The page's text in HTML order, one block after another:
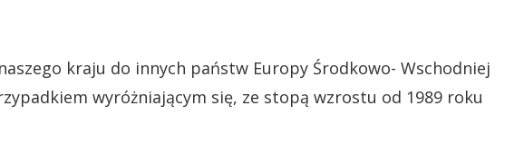
kraju do innych państw Europy Środkowo- Wschodniej
wyróżniającym się, ze stopą wzrostu od 1989 roku